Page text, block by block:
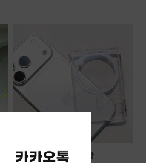
투명맥세이프카드지갑